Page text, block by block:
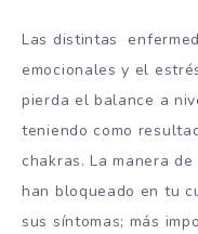
Las distintas
emocionales y el
pierda el balance a
teniendo como
chakras. La manera
han bloqueado en tu
sus síntomas; más